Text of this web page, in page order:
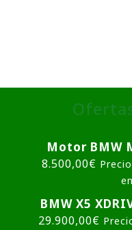
Motor BMW
8.500,00€
BMW X5
29.900,00€